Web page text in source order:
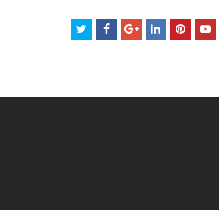
TwitterFacebookGooglePlus
LinkedInPinterest